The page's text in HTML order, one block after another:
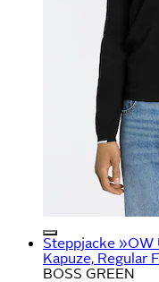
Steppjacke »OW
Kapuze, Regular
BOSS GREEN